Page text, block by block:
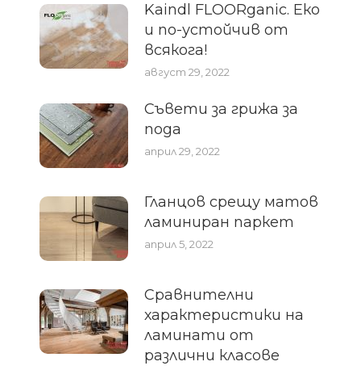
Kaindl FLOORganic. Еко
и по-устойчив от
всякога!
август 29, 2022
Съвети за грижа за
пода
април 29, 2022
Гланцов срещу матов
ламиниран паркет
април 5, 2022
Сравнителни
характеристики на
ламинати от
различни класове